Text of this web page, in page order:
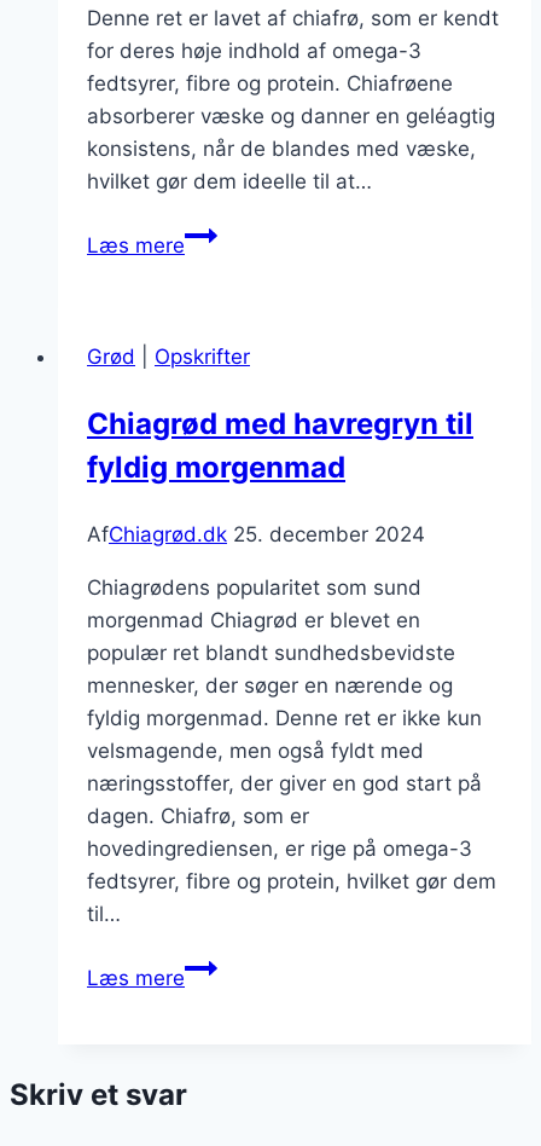
Denne ret er lavet af chiafrø, som er kendt
for deres høje indhold af omega-3
fedtsyrer, fibre og protein. Chiafrøene
absorberer væske og danner en geléagtig
konsistens, når de blandes med væske,
hvilket gør dem ideelle til at…
Læs mereChiagrød
sund
Grød Opskrifter
Chiagrød med havregryn til
fyldig morgenmad
AfChiagrød.dk 25. december 2024
Chiagrødens popularitet som sund
morgenmad Chiagrød er blevet en
populær ret blandt sundhedsbevidste
mennesker, der søger en nærende og
fyldig morgenmad. Denne ret er ikke kun
velsmagende, men også fyldt med
næringsstoffer, der giver en god start på
dagen. Chiafrø, som er
hovedingrediensen, er rige på omega-3
fedtsyrer, fibre og protein, hvilket gør dem
til…
Læs mereChiagrød
fyldig
Skriv et svar